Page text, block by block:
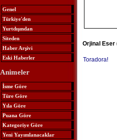
Genel
Türkiye'den
Yurtdışından
Siteden
Haber Arşivi
Eski Haberler
Animeler
İsme Göre
Türe Göre
Yıla Göre
Puana Göre
Kategoriye Göre
Yeni Yayımlanacaklar
Orjinal Eser
Toradora!